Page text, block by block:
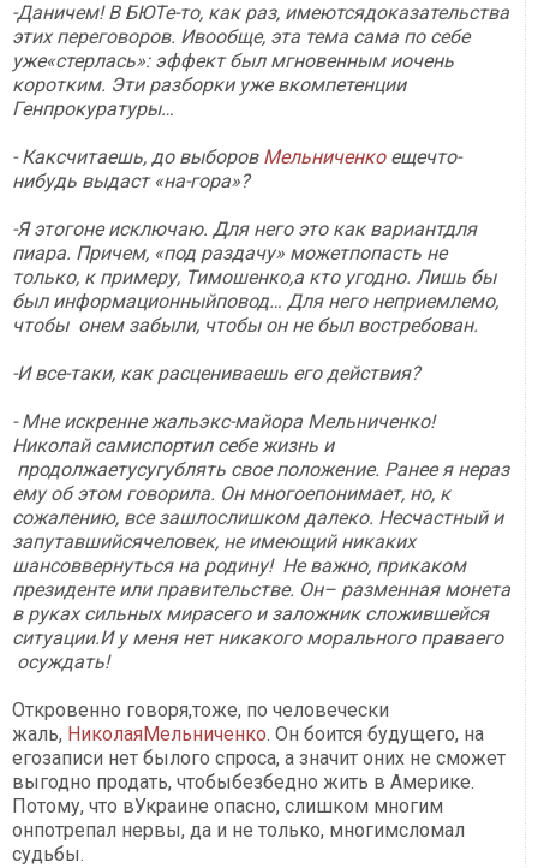
-Даничем! В БЮТе-то, как раз, имеютсядоказательства
этих переговоров. Ивообще, эта тема сама по себе
уже«стерлась»: эффект был мгновенным иочень
коротким. Эти разборки уже вкомпетенции
Генпрокуратуры…
- Каксчитаешь, до выборов Мельниченкоещечто-
нибудь выдаст «на-гора»?
-Я этогоне исключаю. Для него это как вариантдля
пиара. Причем, «под раздачу» можетпопасть не
только, к примеру, Тимошенко,а кто угодно. Лишь бы
был информационныйповод… Для него неприемлемо,
чтобы онем забыли, чтобы он не был востребован.
-И все-таки, как расцениваешь его действия?
- Мне искренне жальэкс-майора Мельниченко!
Николай самиспортил себе жизнь и
продолжаетусугублять свое положение. Ранее я нераз
ему об этом говорила. Он многоепонимает, но, к
сожалению, все зашлослишком далеко. Несчастный и
запутавшийсячеловек, не имеющий никаких
шансоввернуться на родину! Не важно, прикаком
президенте или правительстве. Он– разменная монета
в руках сильных мирасего и заложник сложившейся
ситуации.И у меня нет никакого морального праваего
осуждать!
Откровенно говоря,тоже, по человечески
жаль, НиколаяМельниченко. Он боится будущего, на
егозаписи нет былого спроса, а значит оних не сможет
выгодно продать, чтобыбезбедно жить в Америке.
Потому, что вУкраине опасно, слишком многим
онпотрепал нервы, да и не только, многимсломал
судьбы.